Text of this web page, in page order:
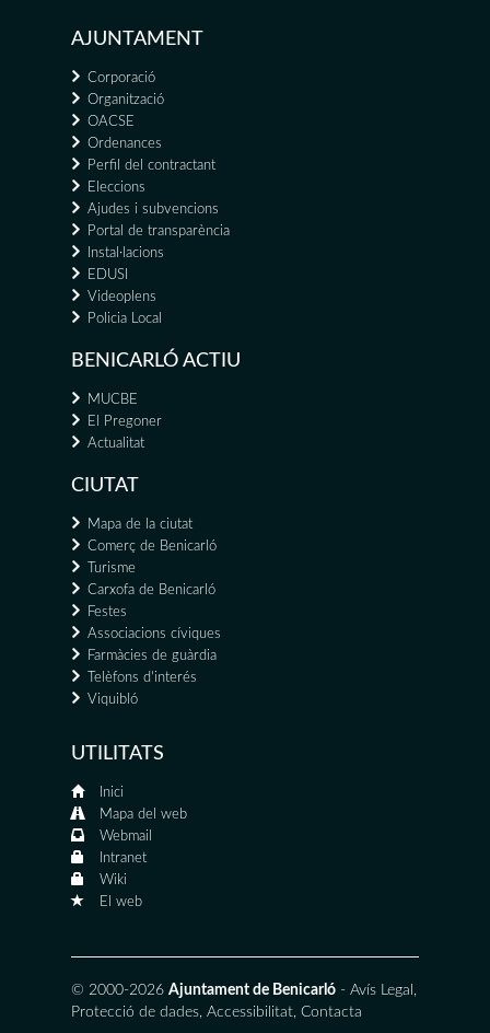
AJUNTAMENT
Corporació
Organització
OACSE
Ordenances
Perfil del contractant
Eleccions
Ajudes i subvencions
Portal de transparència
Instal·lacions
EDUSI
Videoplens
Policia Local
BENICARLÓ ACTIU
MUCBE
El Pregoner
Actualitat
CIUTAT
Mapa de la ciutat
Comerç de Benicarló
Turisme
Carxofa de Benicarló
Festes
Associacions cíviques
Farmàcies de guàrdia
Telèfons d'interés
Viquibló
UTILITATS
Inici
Mapa del web
Webmail
Intranet
Wiki
El web
© 2000-2026 Ajuntament de Benicarló - Avís Legal ,
Protecció de dades, Accessibilitat, Contacta